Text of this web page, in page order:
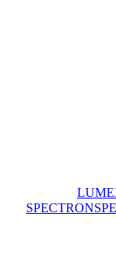
SPECTRON